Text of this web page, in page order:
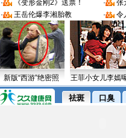
·
《变形金刚2》送票！ ·
张
·
王岳伦爆李湘胎教 · 令
新版“西游”绝密照 王菲小女儿李嫣